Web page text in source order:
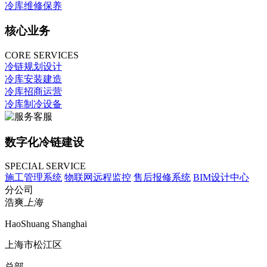
冷库维修保养
核心业务
CORE SERVICES
冷链规划设计
冷库安装建造
冷库招商运营
冷库制冷设备
数字化冷链建设
SPECIAL SERVICE
施工管理系统 物联网远程监控 售后报修系统 BIM设计中心
分公司
浩爽上海
HaoShuang Shanghai
上海市松江区